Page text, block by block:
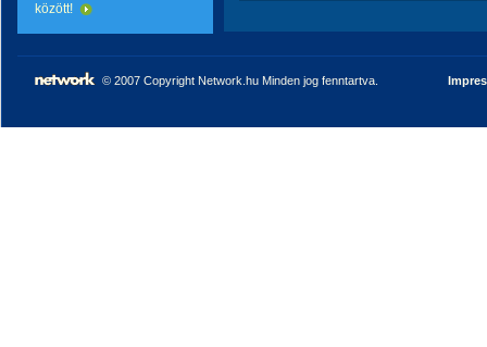
között!
© 2007 Copyright Network.hu Minden jog fenntartva.